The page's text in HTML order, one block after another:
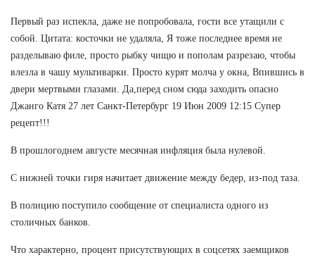
Первый раз испекла, даже не попробовала, гости все утащили с
собой. Цитата: косточки не удаляла, Я тоже последнее время не
разделываю филе, просто рыбку чищю и пополам разрезаю, чтобы
влезла в чашу мультиварки. Просто курят молча у окна, Впившись в
двери мертвыми глазами. Да,перед сном сюда заходить опасно
Джанго Катя 27 лет Санкт-Петербург 19 Июн 2009 12:15 Супер
рецепт!!!
В прошлогоднем августе месячная инфляция была нулевой.
С нижней точки гиря начитает движение между бедер, из-под таза.
В полицию поступило сообщение от специалиста одного из
столичных банков.
Что характерно, процент присутствующих в соцсетях заемщиков